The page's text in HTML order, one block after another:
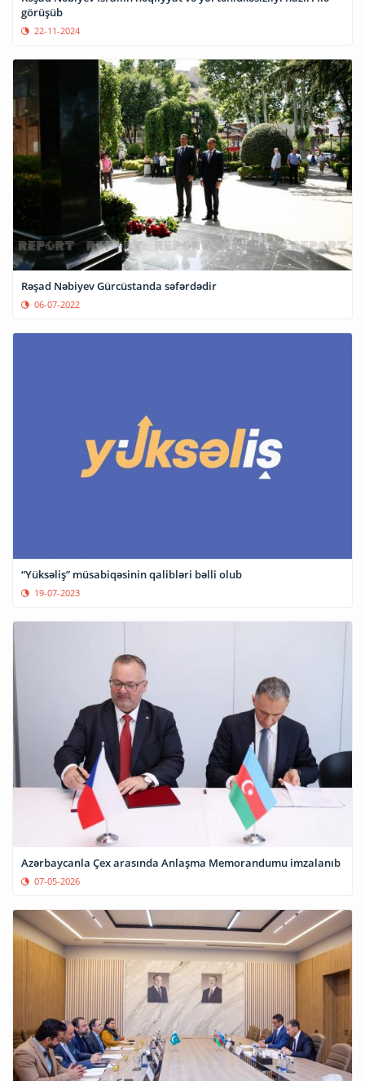
görüşüb
22-11-2024
Rəşad Nəbiyev Gürcüstanda səfərdədir
06-07-2022
“Yüksəliş” müsabiqəsinin qalibləri bəlli olub
19-07-2023
Azərbaycanla Çex arasında Anlaşma Memorandumu imzalanıb
07-05-2026